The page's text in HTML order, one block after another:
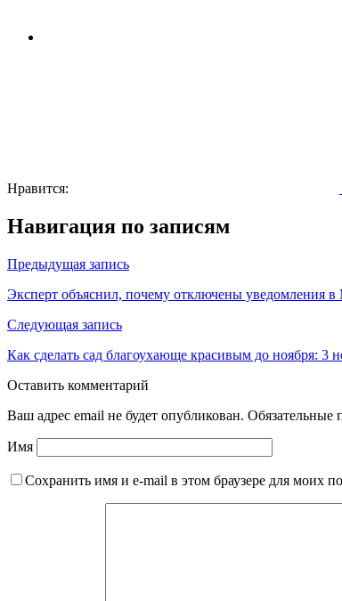
Нравится:
Навигация по записям
Предыдущая запись
Эксперт объяснил, почему отключены уведомления
Следующая запись
Как сделать сад благоухающе красивым до ноября: 3
Оставить комментарий
Ваш адрес email не будет опубликован. Обязательные
Имя
Сохранить имя и e-mail в этом браузере для моих